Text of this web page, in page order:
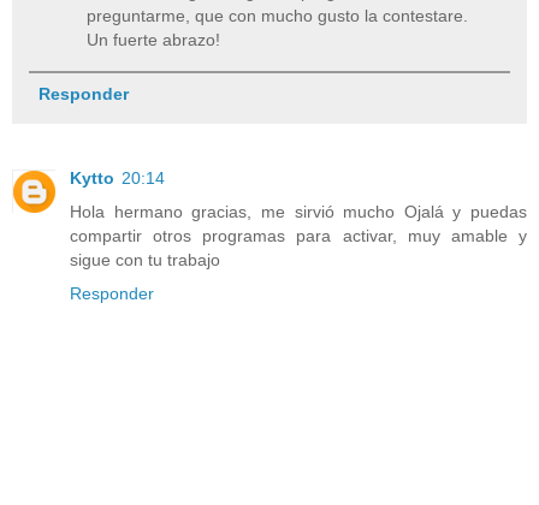
preguntarme, que con mucho gusto la contestare.
Un fuerte abrazo!
Responder
Kytto 20:14
Hola hermano gracias, me sirvió mucho Ojalá y puedas
compartir otros programas para activar, muy amable y
sigue con tu trabajo
Responder